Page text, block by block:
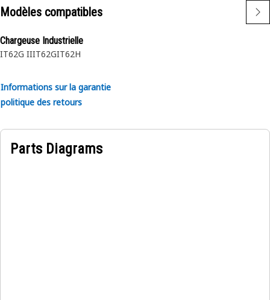
dans une rainure d'arbre ou de carter pour retenir un
composant ou un ensemble.
Modèles compatibles
Chargeuse Industrielle
IT62G IIIT62GIT62H
Informations sur la garantie
politique des retours
Parts Diagrams